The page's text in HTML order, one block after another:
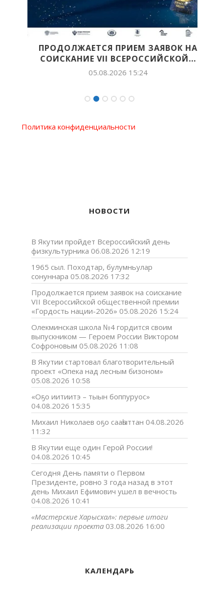
ПРОДОЛЖАЕТСЯ ПРИЕМ ЗАЯВОК НА
СОИСКАНИЕ VII ВСЕРОССИЙСКОЙ...
05.08.2026 15:24
Политика конфиденциальности
НОВОСТИ
В Якутии пройдет Всероссийский день
физкультурника 06.08.2026 12:19
1965 сыл. Походтар, булумньулар
сонуннара 05.08.2026 17:32
Продолжается прием заявок на соискание
VII Всероссийской общественной премии
«Гордость нации-2026» 05.08.2026 15:24
Олекминская школа №4 гордится своим
выпускником — Героем России Виктором
Софроновым 05.08.2026 11:08
В Якутии стартовал благотворительный
проект «Опека над лесным бизоном»
05.08.2026 10:58
«Оҕо иитиитэ – тыын боппуруос»
04.08.2026 15:35
Михаил Николаев оҕо сааһыттан 04.08.2026
11:32
В Якутии еще один Герой России!
04.08.2026 10:45
Сегодня День памяти о Первом
Президенте, ровно 3 года назад в этот
день Михаил Ефимович ушел в вечность
04.08.2026 10:41
«Мастерские Харысхал»: первые итоги
реализации проекта 03.08.2026 16:00
КАЛЕНДАРЬ